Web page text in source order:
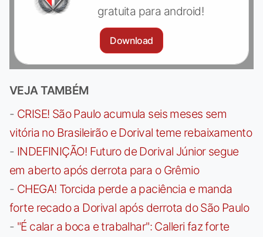
gratuita para android!
Download
VEJA TAMBÉM
- CRISE! São Paulo acumula seis meses sem
vitória no Brasileirão e Dorival teme rebaixamento
- INDEFINIÇÃO! Futuro de Dorival Júnior segue
em aberto após derrota para o Grêmio
- CHEGA! Torcida perde a paciência e manda
forte recado a Dorival após derrota do São Paulo
- "É calar a boca e trabalhar": Calleri faz forte